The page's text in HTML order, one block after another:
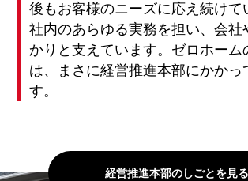
後もお客様のニーズに応え続けて
社内のあらゆる実務を担い、会社
かりと支えています。ゼロホーム
は、まさに経営推進本部にかかっ
す。
経営推進本部のしごとを